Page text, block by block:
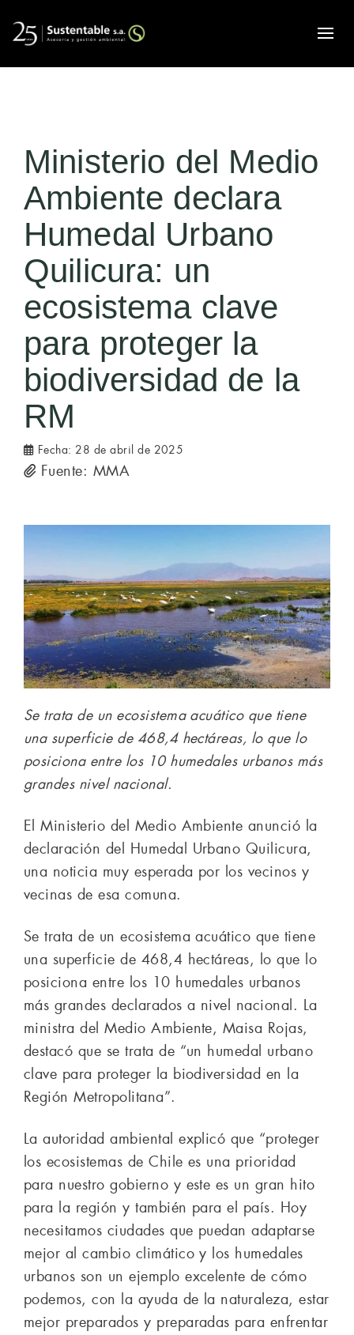
Ministerio del Medio
Ambiente declara
Humedal Urbano
Quilicura: un
ecosistema clave
para proteger la
biodiversidad de la
RM
Fecha: 28 de abril de 2025
Fuente: MMA
Se trata de un ecosistema acuático que tiene
una superficie de 468,4 hectáreas, lo que lo
posiciona entre los 10 humedales urbanos más
grandes nivel nacional.
El Ministerio del Medio Ambiente anunció la
declaración del Humedal Urbano Quilicura,
una noticia muy esperada por los vecinos y
vecinas de esa comuna.
Se trata de un ecosistema acuático que tiene
una superficie de 468,4 hectáreas, lo que lo
posiciona entre los 10 humedales urbanos
más grandes declarados a nivel nacional. La
ministra del Medio Ambiente, Maisa Rojas,
destacó que se trata de “un humedal urbano
clave para proteger la biodiversidad en la
Región Metropolitana”.
La autoridad ambiental explicó que “proteger
los ecosistemas de Chile es una prioridad
para nuestro gobierno y este es un gran hito
para la región y también para el país. Hoy
necesitamos ciudades que puedan adaptarse
mejor al cambio climático y los humedales
urbanos son un ejemplo excelente de cómo
podemos, con la ayuda de la naturaleza, estar
mejor preparados y preparadas para enfrentar